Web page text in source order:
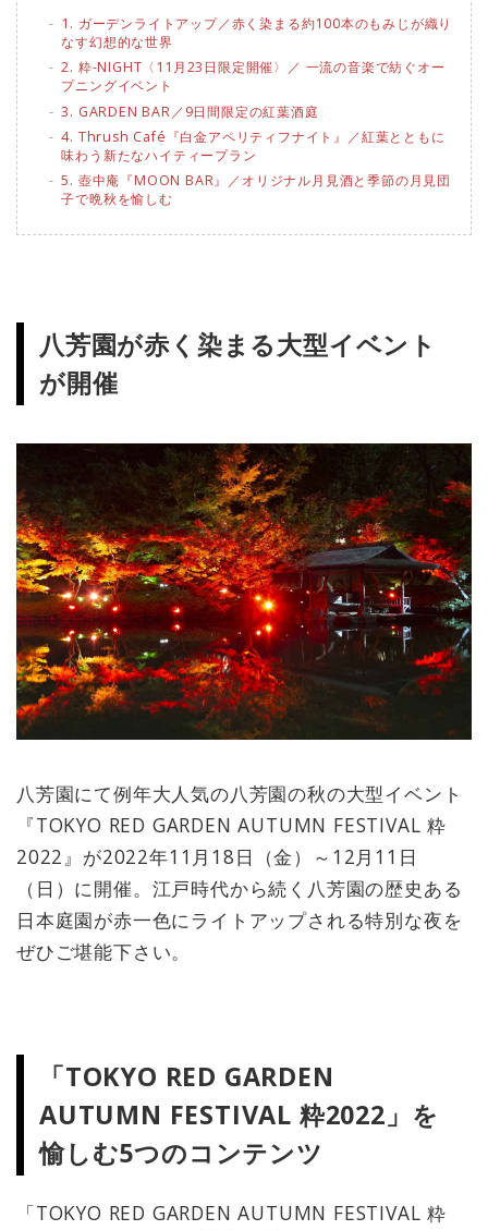
1. ガーデンライトアップ／赤く染まる約100本のもみじが織り
なす幻想的な世界
2. 粋-NIGHT〈11月23日限定開催〉／ 一流の音楽で紡ぐオー
プニングイベント
3. GARDEN BAR／9日間限定の紅葉酒庭
4. Thrush Café『白金アペリティフナイト』／紅葉とともに
味わう新たなハイティープラン
5. 壺中庵『MOON BAR』／オリジナル月見酒と季節の月見団
子で晩秋を愉しむ
八芳園が赤く染まる大型イベント
が開催
八芳園にて例年大人気の八芳園の秋の大型イベント
『TOKYO RED GARDEN AUTUMN FESTIVAL 粋
2022』が2022年11月18日（金）～12月11日
（日）に開催。江戸時代から続く八芳園の歴史ある
日本庭園が赤一色にライトアップされる特別な夜を
ぜひご堪能下さい。
「TOKYO RED GARDEN
AUTUMN FESTIVAL 粋2022」を
愉しむ5つのコンテンツ
「TOKYO RED GARDEN AUTUMN FESTIVAL 粋